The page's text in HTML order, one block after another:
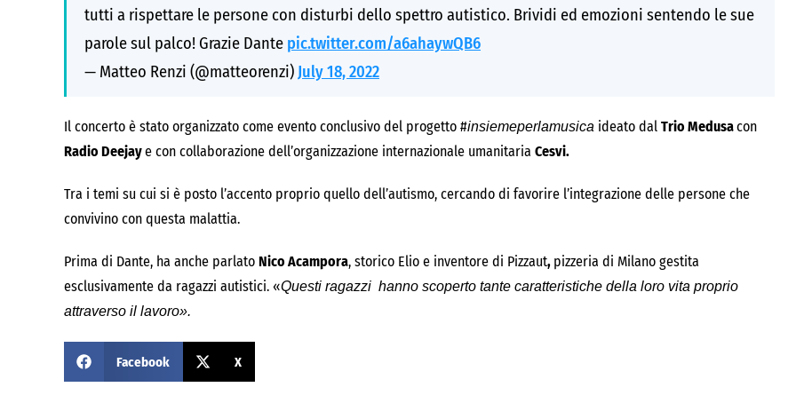
tutti a rispettare le persone con disturbi dello spettro autistico. Brividi ed emozioni sentendo le sue
parole sul palco! Grazie Dante pic.twitter.com/a6ahaywQB6
— Matteo Renzi (@matteorenzi) July 18, 2022
Il concerto è stato organizzato come evento conclusivo del progetto #insiemeperlamusica ideato dal Trio Medusacon
Radio Deejaye con collaborazione dell’organizzazione internazionale umanitaria Cesvi.
Tra i temi su cui si è posto l’accento proprio quello dell’autismo, cercando di favorire l’integrazione delle persone che
convivino con questa malattia.
Prima di Dante, ha anche parlato Nico Acampora, storico Elio e inventore di Pizzaut, pizzeria di Milano gestita
esclusivamente da ragazzi autistici. «Questi ragazzi hanno scoperto tante caratteristiche della loro vita proprio
attraverso il lavoro».
Facebook X